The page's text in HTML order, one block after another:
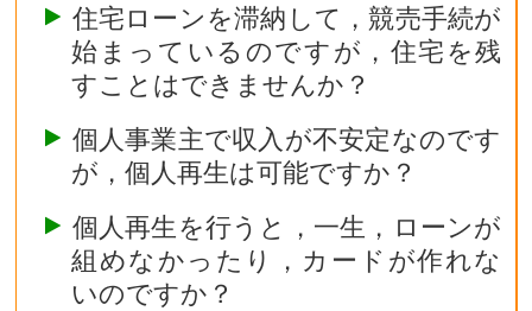
住宅ローンを滞納して，競売手続が
始まっているのですが，住宅を残
すことはできませんか？
個人事業主で収入が不安定なのです
が，個人再生は可能ですか？
個人再生を行うと，一生，ローンが
組めなかったり，カードが作れな
いのですか？